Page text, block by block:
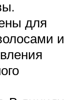
для
и